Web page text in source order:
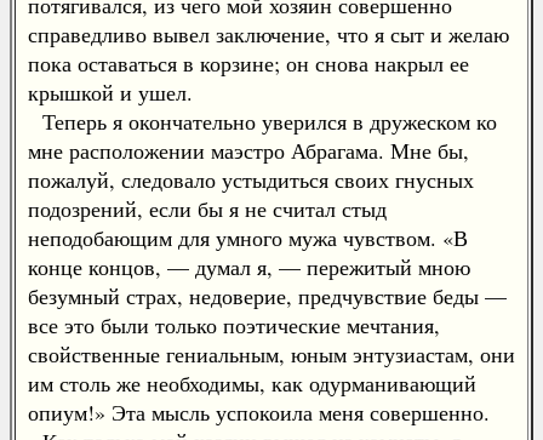
справедливо вывел заключение, что я сыт и желаю
пока оставаться в корзине; он снова накрыл ее
крышкой и ушел.
Теперь я окончательно уверился в дружеском ко
мне расположении маэстро Абрагама. Мне бы,
пожалуй, следовало устыдиться своих гнусных
подозрений, если бы я не считал стыд
неподобающим для умного мужа чувством. «В
конце концов, — думал я, — пережитый мною
безумный страх, недоверие, предчувствие беды —
все это были только поэтические мечтания,
свойственные гениальным, юным энтузиастам, они
им столь же необходимы, как одурманивающий
опиум!» Эта мысль успокоила меня совершенно.